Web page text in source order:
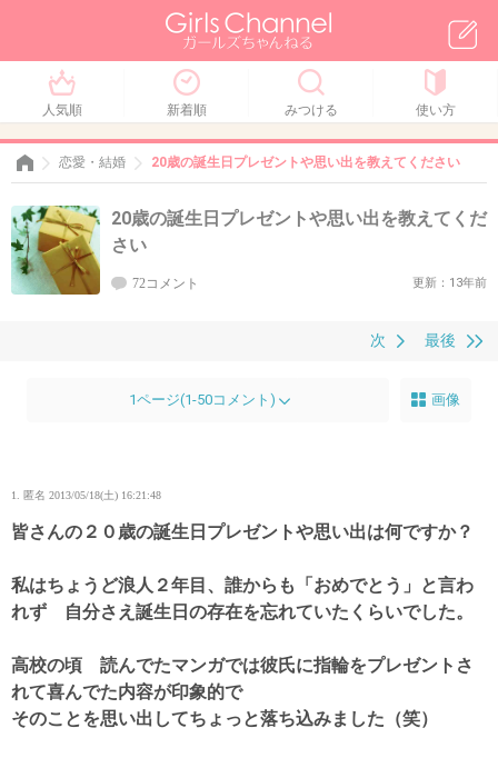
人気順 新着順 みつける 使い方
恋愛・結婚 20歳の誕生日プレゼントや思い出を教えてください
20歳の誕生日プレゼントや思い出を教えてくだ
さい
72コメント 更新：13年前
最後
次
1ページ(1-50コメント) 画像
1. 匿名 2013/05/18(土) 16:21:48
皆さんの２０歳の誕生日プレゼントや思い出は何ですか？
私はちょうど浪人２年目、誰からも「おめでとう」と言わ
れず 自分さえ誕生日の存在を忘れていたくらいでした。
高校の頃 読んでたマンガでは彼氏に指輪をプレゼントさ
れて喜んでた内容が印象的で
そのことを思い出してちょっと落ち込みました（笑）